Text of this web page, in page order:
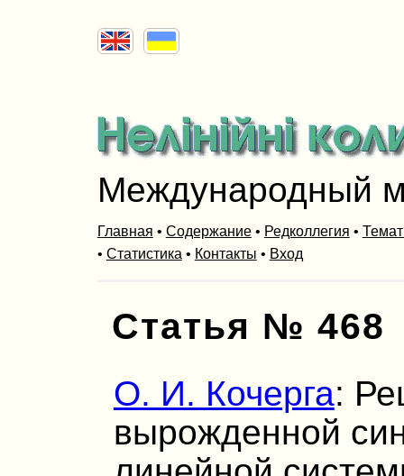
Международный
Главная • Содержание• Редколлегия •
• Статистика • Контакты • Вход
Статья № 468
О. И. Кочерга:
вырожденной